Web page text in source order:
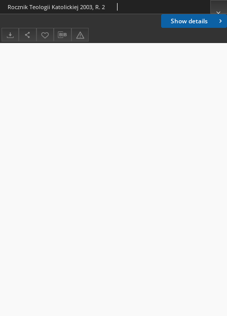
Show details
Rocznik Teologii Katolickiej 2003, R. 2